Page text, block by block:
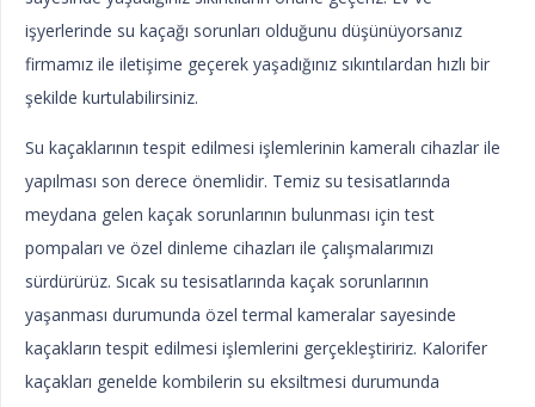
işyerlerinde su kaçağı sorunları olduğunu düşünüyorsanız
firmamız ile iletişime geçerek yaşadığınız sıkıntılardan hızlı bir
şekilde kurtulabilirsiniz.
Su kaçaklarının tespit edilmesi işlemlerinin kameralı cihazlar ile
yapılması son derece önemlidir. Temiz su tesisatlarında
meydana gelen kaçak sorunlarının bulunması için test
pompaları ve özel dinleme cihazları ile çalışmalarımızı
sürdürürüz. Sıcak su tesisatlarında kaçak sorunlarının
yaşanması durumunda özel termal kameralar sayesinde
kaçakların tespit edilmesi işlemlerini gerçekleştiririz. Kalorifer
kaçakları genelde kombilerin su eksiltmesi durumunda